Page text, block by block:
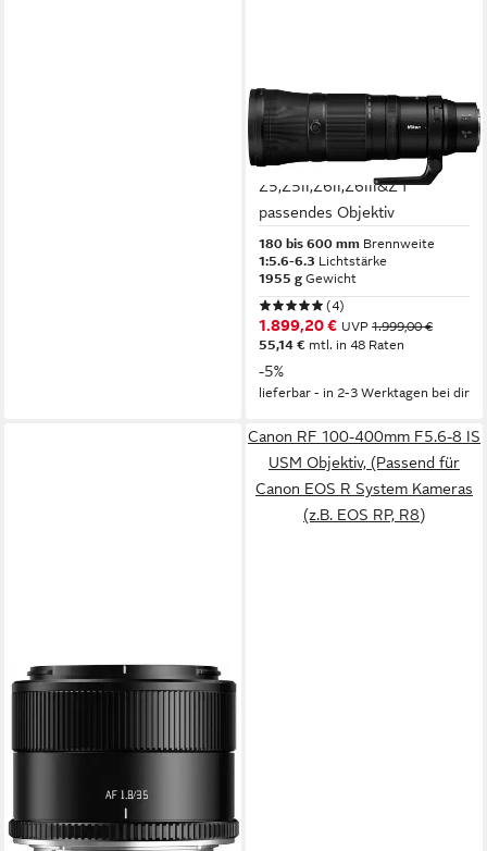
NIKON
NIKKOR Z 180-600mm 1:5.6-
6.3 VR für
Z5,Z5II,Z6II,Z6III&Z f
passendes Objektiv
180 bis 600 mm Brennweite
1:5.6-6.3 Lichtstärke
1955 g Gewicht
(4)
1.899,20 € UVP 1.999,00 €
55,14 € mtl. in 48 Raten
-5%
lieferbar - in 2-3 Werktagen bei dir
TTARTISAN
159,00 €
lieferbar - in 4-5 Werktagen bei dir
Canon RF 100-400mm F5.6-8 IS
USM Objektiv, (Passend für
Canon EOS R System Kameras
(z.B. EOS RP, R8)